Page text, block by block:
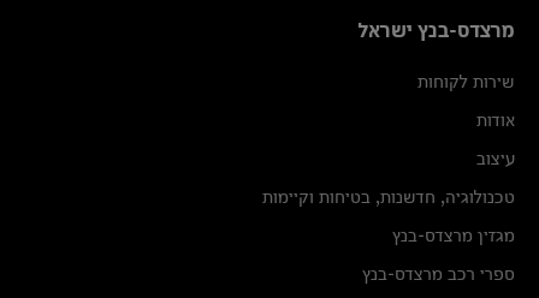
מרצדס-בנץ ישראל
שירות לקוחות
אודות
עיצוב
טכנולוגיה, חדשנות, בטיחות וקיימות
מגזין מרצדס-בנץ
ספרי רכב מרצדס-בנץ